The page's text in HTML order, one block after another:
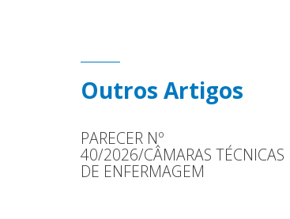
Outros Artigos
PARECER Nº
40/2026/CÂMARAS TÉCNICAS
DE ENFERMAGEM